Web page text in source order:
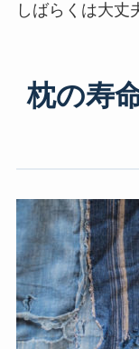
しばらくは大丈
枕の寿